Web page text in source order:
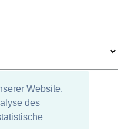
Website.
des